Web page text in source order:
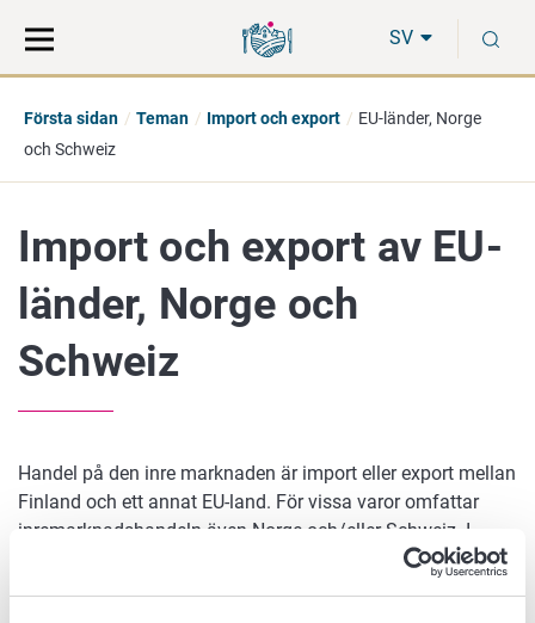
direkt
till
på
hela
SV
Första sidan Teman Import och export
EU-länder, Norge
och Schweiz
Import och export av EU-
länder, Norge och
Schweiz
Handel på den inre marknaden är import eller export mellan
Finland och ett annat EU-land. För vissa varor omfattar
inremarknadshandeln även Norge och/eller Schweiz. I
handeln på den inre marknaden rör sig produkter mellan